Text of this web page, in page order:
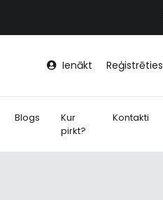
Ienākt Reģistrēties
Blogs
Kur
pirkt?
Kontakti